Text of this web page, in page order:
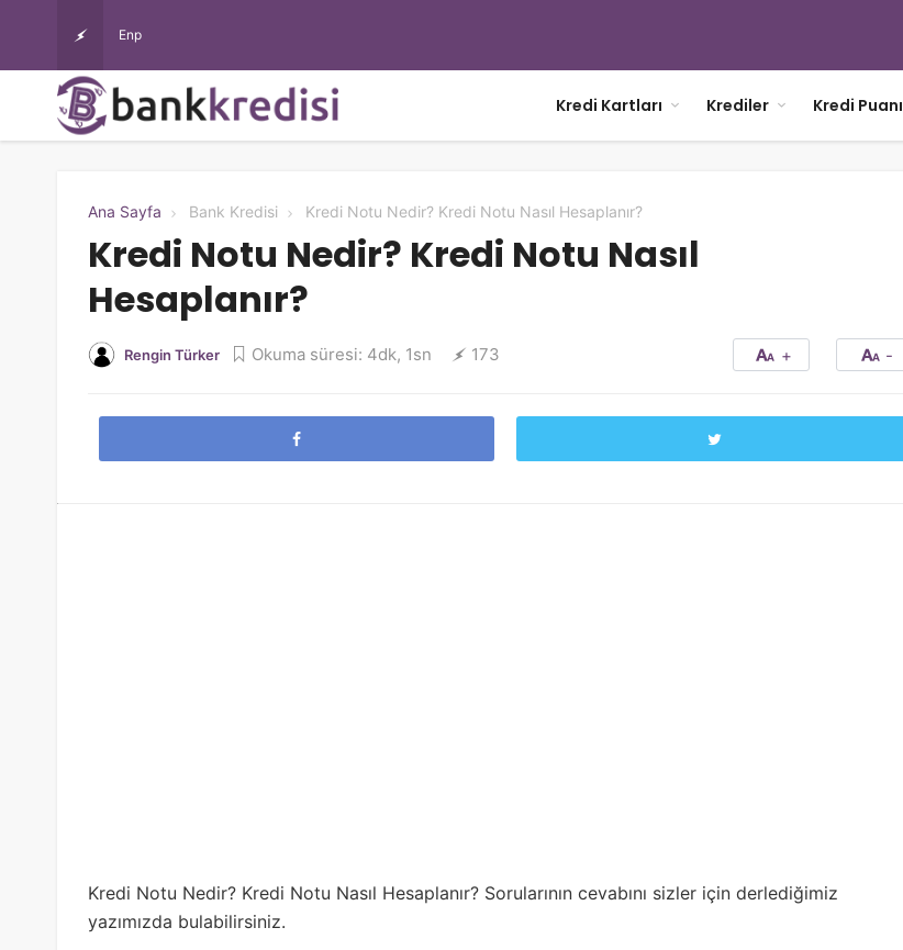
Enparacom Masrafsız İhtiyaç Kredisi Şartları Nelerdir, Başvuru
Kredi Kartları Krediler Kredi Puanı
Ana Sayfa Bank Kredisi Kredi Notu Nedir? Kredi Notu Nasıl Hesaplanır?
Kredi Notu Nedir? Kredi Notu Nasıl
Hesaplanır?
Rengin Türker Okuma süresi: 4dk, 1sn 173 + -
Kredi Notu Nedir? Kredi Notu Nasıl Hesaplanır? Sorularının cevabını sizler için derlediğimiz
yazımızda bulabilirsiniz.